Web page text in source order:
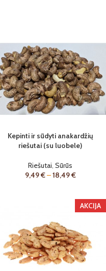
Kepinti ir sūdyti anakardžių
riešutai (su luobele)
Riešutai, Sūrūs
9,49€–18,49€
AKCIJA